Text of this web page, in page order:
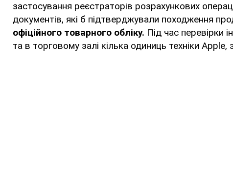
застосування реєстраторів розрахункових
документів, які б підтверджували походження
офіційного товарного обліку. Під час перевірки
та в торговому залі кілька одиниць техніки Apple,